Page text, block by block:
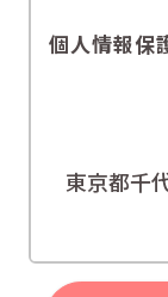
個人情報保
東京都千